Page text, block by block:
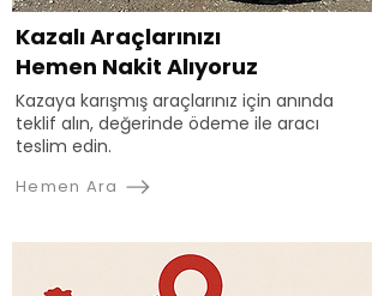
Kazalı Araçlarınızı
Hemen Nakit Alıyoruz
Kazaya karışmış araçlarınız için anında
teklif alın, değerinde ödeme ile aracı
teslim edin.
Hemen Ara